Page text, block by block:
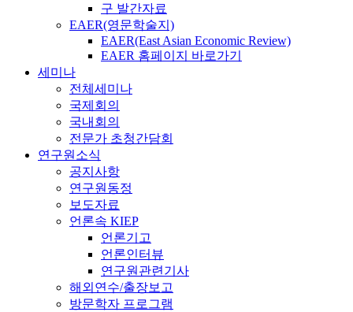
구 발간자료
EAER(영문학술지)
EAER(East Asian Economic Review)
EAER 홈페이지 바로가기
세미나
전체세미나
국제회의
국내회의
전문가 초청간담회
연구원소식
공지사항
연구원동정
보도자료
언론속 KIEP
언론기고
언론인터뷰
연구원관련기사
해외연수/출장보고
방문학자 프로그램